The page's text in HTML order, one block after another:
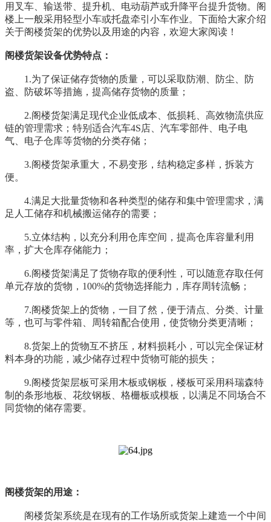
用叉车、输送带、提升机、电动葫芦或升降平台提升货物。阁
楼上一般采用轻型小车或托盘牵引小车作业。下面给大家介绍
关于阁楼货架的优势以及用途的内容，欢迎大家阅读！
阁楼货架设备优势特点：
1.为了保证储存货物的质量，可以采取防潮、防尘、防
盗、防破坏等措施，提高储存货物的质量；
2.阁楼货架满足现代企业低成本、低损耗、高效物流供应
链的管理需求；特别适合汽车4S店、汽车零部件、电子电
气、电子仓库等货物的分类存储；
3.阁楼货架承重大，不易变形，结构稳定多样，拆装方
便。
4.满足大批量货物和各种类型的储存和集中管理需求，满
足人工储存和机械搬运储存的需要；
5.立体结构，以充分利用仓库空间，提高仓库容量利用
率，扩大仓库存储能力；
6.阁楼货架满足了货物存取的便利性，可以随意存取任何
单元存放的货物，100%的货物选择能力，库存周转流畅；
7.阁楼货架上的货物，一目了然，便于清点、分类、计量
等，也可与零件箱、周转箱配合使用，使货物分类更清晰；
8.货架上的货物互不挤压，材料损耗小，可以完全保证材
料本身的功能，减少储存过程中货物可能的损失；
9.阁楼货架层板可采用木板或钢板，楼板可采用科瑞森特
制的条形地板、花纹钢板、格栅板或模板，以满足不同场合不
同货物的储存需要。
阁楼货架的用途：
阁楼货架系统是在现有的工作场所或货架上建造一个中间